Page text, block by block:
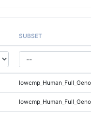
SUBSET